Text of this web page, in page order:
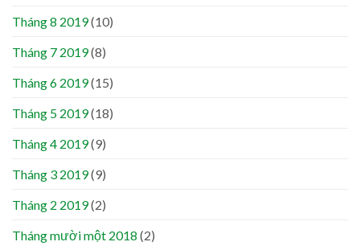
Tháng 8 2019(10)
Tháng 7 2019(8)
Tháng 6 2019(15)
Tháng 5 2019(18)
Tháng 4 2019(9)
Tháng 3 2019(9)
Tháng 2 2019(2)
Tháng mười một 2018 (2)